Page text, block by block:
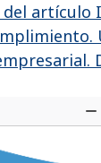
del artículo